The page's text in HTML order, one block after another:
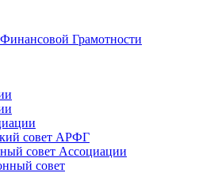
совет АРФГ
совет Ассоциации
совет